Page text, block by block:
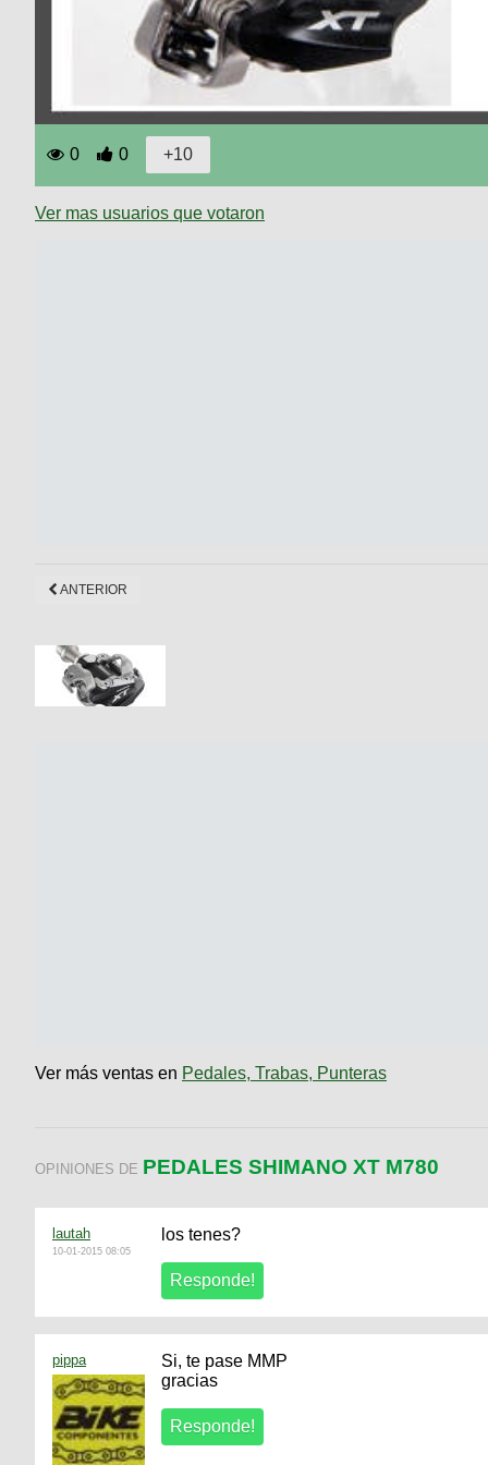
0 0
Ver mas usuarios que votaron
ANTERIOR
Ver más ventas en Pedales, Trabas, Punteras
OPINIONES DE PEDALES SHIMANO XT M780
lautah
10-01-2015 08:05
los tenes?
pippa
Si, te pase MMP
gracias